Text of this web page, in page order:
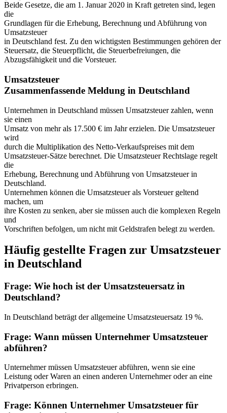
Beide Gesetze, die am 1. Januar 2020 in Kraft getreten sind, legen
die
Grundlagen für die Erhebung, Berechnung und Abführung von
Umsatzsteuer
in Deutschland fest. Zu den wichtigsten Bestimmungen gehören der
Steuersatz, die Steuerpflicht, die Steuerbefreiungen, die
Abzugsfähigkeit und die Vorsteuer.
Umsatzsteuer
Zusammenfassende Meldung in Deutschland
Unternehmen in Deutschland müssen Umsatzsteuer zahlen, wenn
sie einen
Umsatz von mehr als 17.500 € im Jahr erzielen. Die Umsatzsteuer
wird
durch die Multiplikation des Netto-Verkaufspreises mit dem
Umsatzsteuer-Sätze berechnet. Die Umsatzsteuer Rechtslage regelt
die
Erhebung, Berechnung und Abführung von Umsatzsteuer in
Deutschland.
Unternehmen können die Umsatzsteuer als Vorsteuer geltend
machen, um
ihre Kosten zu senken, aber sie müssen auch die komplexen Regeln
und
Vorschriften befolgen, um nicht mit Geldstrafen belegt zu werden.
Häufig gestellte Fragen zur Umsatzsteuer
in Deutschland
Frage: Wie hoch ist der Umsatzsteuersatz in
Deutschland?
In Deutschland beträgt der allgemeine Umsatzsteuersatz 19 %.
Frage: Wann müssen Unternehmer Umsatzsteuer
abführen?
Unternehmer müssen Umsatzsteuer abführen, wenn sie eine
Leistung oder Waren an einen anderen Unternehmer oder an eine
Privatperson erbringen.
Frage: Können Unternehmer Umsatzsteuer für